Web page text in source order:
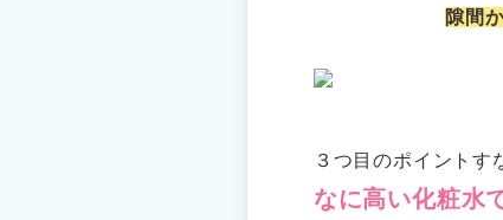
隙間
３つ目のポイントす
なに高い化粧水